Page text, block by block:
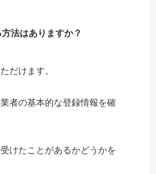
法はありますか？
だけます。
者の基本的な登録情報を確
けたことがあるかどうかを